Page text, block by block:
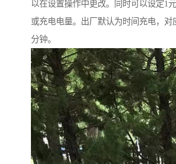
以在设置操作中更改。同时可以设定1
或充电电量。出厂默认为时间充电，对
分钟。